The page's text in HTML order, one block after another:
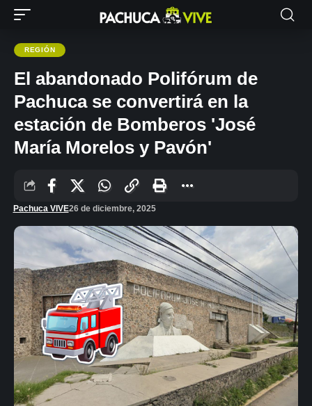
REGIÓN
El abandonado Polifórum de
Pachuca se convertirá en la
estación de Bomberos 'José
María Morelos y Pavón'
Pachuca VIVE26 de diciembre, 2025